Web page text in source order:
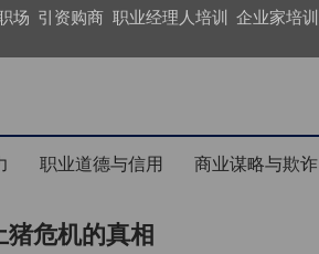
场 引资购商 职业经理人培训 企业家培训
职业道德与信用 商业谋略与欺诈
危机的真相